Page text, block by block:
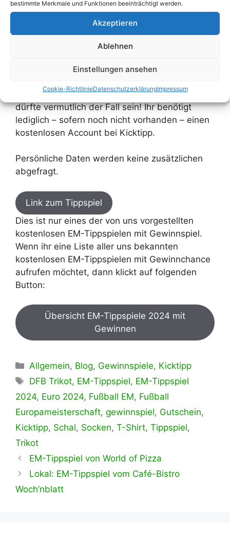
bestimmte Merkmale und Funktionen beeinträchtigt werden.
Akzeptieren
Ablehnen
Einstellungen ansehen
Cookie-RichtlinieDatenschutzerklärungImpressum
Wie erwähnt kommt bei diesem Tippspiel ein
Profipaket von Kicktipp zum Einsatz. Das ist
müsst ihr in diesem Tippspiel nicht separat
Tipprunde bei Kicktipp angemeldet seid. Das
dürfte vermutlich der Fall sein! Ihr benötigt
lediglich – sofern noch nicht vorhanden – einen
kostenlosen Account bei Kicktipp.
Persönliche Daten werden keine zusätzlichen
abgefragt.
Link zum Tippspiel
Dies ist nur eines der von uns vorgestellten
kostenlosen EM-Tippspielen mit Gewinnspiel.
Wenn ihr eine Liste aller uns bekannten
kostenlosen EM-Tippspielen mit Gewinnchance
aufrufen möchtet, dann klickt auf folgenden
Button:
Übersicht EM-Tippspiele 2024 mit
Gewinnen
Kategorien
Allgemein, Blog, Gewinnspiele, Kicktipp
Schlagwörter
DFB Trikot, EM-Tippspiel, EM-Tippspiel
2024, Euro 2024, Fußball EM, Fußball
Europameisterschaft, gewinnspiel, Gutschein,
Kicktipp, Schal, Socken, T-Shirt, Tippspiel,
Trikot
EM-Tippspiel von World of Pizza
Lokal: EM-Tippspiel vom Café-Bistro
Woch’nblatt